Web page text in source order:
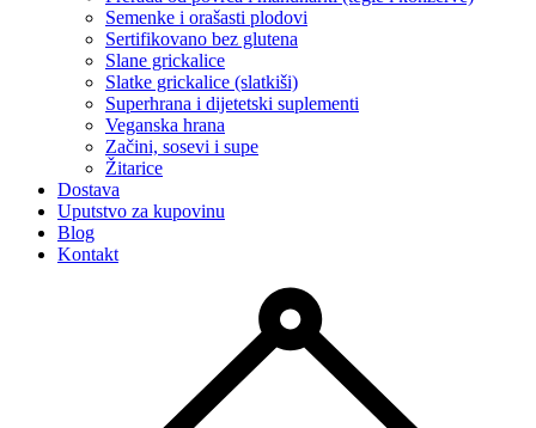
Semenke i orašasti plodovi
Sertifikovano bez glutena
Slane grickalice
Slatke grickalice (slatkiši)
Superhrana i dijetetski suplementi
Veganska hrana
Začini, sosevi i supe
Žitarice
Dostava
Uputstvo za kupovinu
Blog
Kontakt